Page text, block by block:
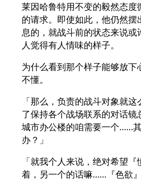
莱因哈鲁特用不变的毅然态度
的请求。即使如此，他仍然摆
息的，就战斗前的状态来说或
人觉得有人情味的样子。
为什么看到那个样子能够放下
不懂。
「那么，负责的战斗对象就
了保持各个战场联系的对话镜
城市办公楼的咱需要一个……
办？」
「就我个人来说，绝对希望
着，另一个的话嘛……『色欲』